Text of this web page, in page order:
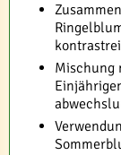
Mischung